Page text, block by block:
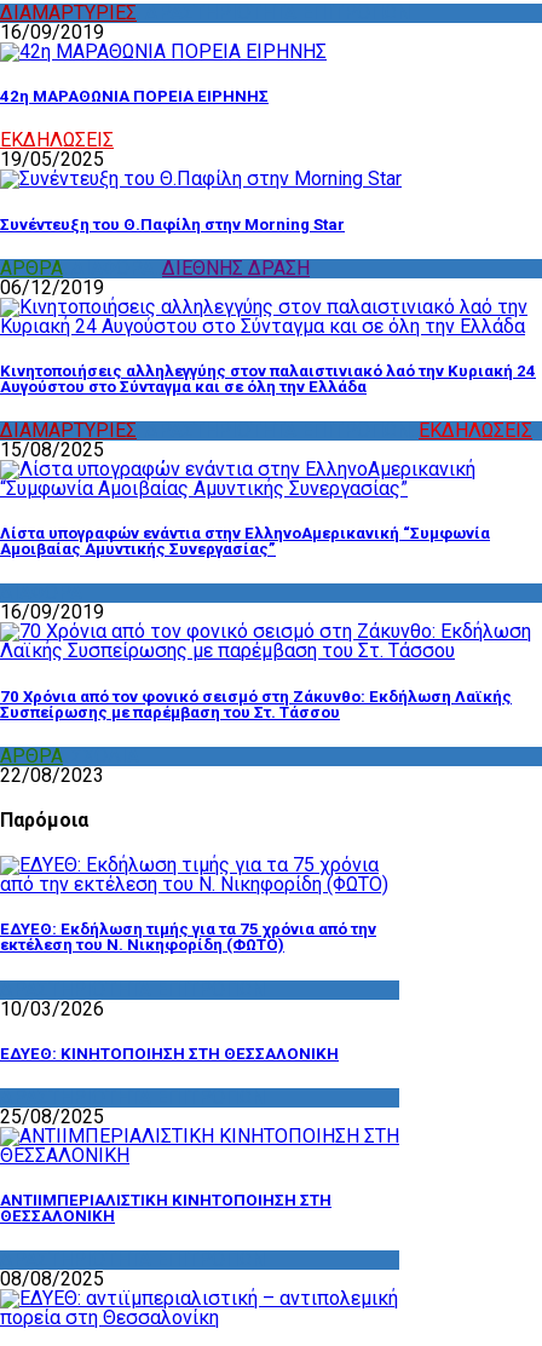
ΔΙΑΜΑΡΤΥΡΙΕΣ
16/09/2019
42η ΜΑΡΑΘΩΝΙΑ ΠΟΡΕΙΑ ΕΙΡΗΝΗΣ
ΕΚΔΗΛΩΣΕΙΣ
19/05/2025
Συνέντευξη του Θ.Παφίλη στην Morning Star
ΑΡΘΡΑ
ΔΙΕΘΝΗΣ ΔΡΑΣΗ
06/12/2019
Κινητοποιήσεις αλληλεγγύης στον παλαιστινιακό λαό την Κυριακή 24
Αυγούστου στο Σύνταγμα και σε όλη την Ελλάδα
ΔΙΑΜΑΡΤΥΡΙΕΣ
ΕΚΔΗΛΩΣΕΙΣ
15/08/2025
Λίστα υπογραφών ενάντια στην ΕλληνοΑμερικανική “Συμφωνία
Αμοιβαίας Αμυντικής Συνεργασίας”
16/09/2019
70 Χρόνια από τον φονικό σεισμό στη Ζάκυνθο: Εκδήλωση Λαϊκής
Συσπείρωσης με παρέμβαση του Στ. Τάσσου
ΑΡΘΡΑ
22/08/2023
Παρόμοια
ΕΔΥΕΘ: Εκδήλωση τιμής για τα 75 χρόνια από την
εκτέλεση του Ν. Νικηφορίδη (ΦΩΤΟ)
10/03/2026
ΕΔΥΕΘ: ΚΙΝΗΤΟΠΟΙΗΣΗ ΣΤΗ ΘΕΣΣΑΛΟΝΙΚΗ
25/08/2025
ΑΝΤΙΙΜΠΕΡΙΑΛΙΣΤΙΚΗ ΚΙΝΗΤΟΠΟΙΗΣΗ ΣΤΗ
ΘΕΣΣΑΛΟΝΙΚΗ
08/08/2025